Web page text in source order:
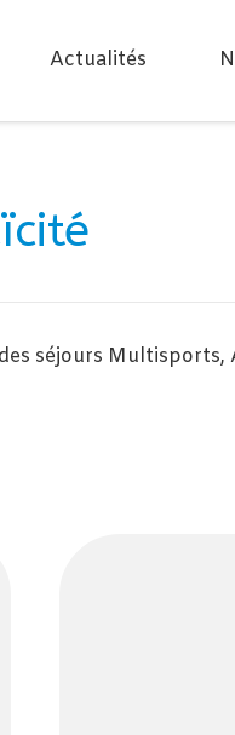
Actualités
séjours